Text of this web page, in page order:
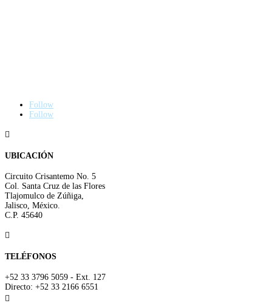
Follow
Follow

UBICACIÓN
Circuito Crisantemo No. 5
Col. Santa Cruz de las Flores
Tlajomulco de Zúñiga,
Jalisco, México.
C.P. 45640

TELÉFONOS
+52 33 3796 5059 - Ext. 127
Directo: +52 33 2166 6551
